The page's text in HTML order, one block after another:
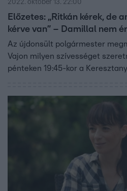
2022. október 13. 22:00
Előzetes: „Ritkán kérek, de
kérve van” – Damillal nem
Az újdonsült polgármester
Vajon milyen szívességet
pénteken 19:45-kor a